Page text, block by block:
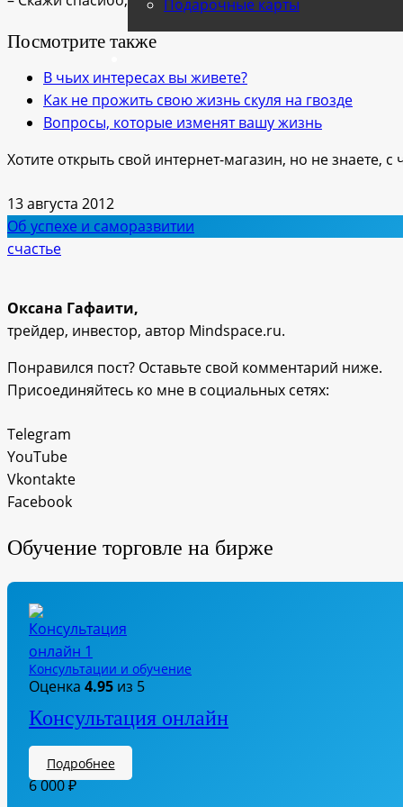
Подарочные карты
Посмотрите также
В чьих интересах вы живете?
Как не прожить свою жизнь скуля на гвозде
Вопросы, которые изменят вашу жизнь
Хотите открыть свой интернет-магазин, но не знаете,
13 августа 2012
Об успехе и саморазвитии
счастье
Оксана Гафаити,
трейдер, инвестор, автор Mindspace.ru.
Понравился пост? Оставьте свой комментарий ниже.
Присоединяйтесь ко мне в социальных сетях:
Telegram
YouTube
Vkontakte
Facebook
Обучение торговле на бирже
Консультации и обучение
Оценка 4.95 из 5
Консультация онлайн
Подробнее
6 000₽